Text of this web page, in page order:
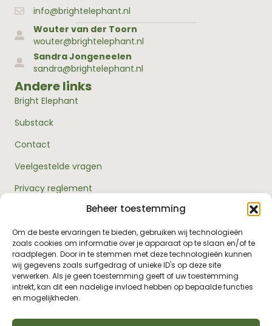
Beheer toestemming
Om de beste ervaringen te bieden, gebruiken wij technologieën
zoals cookies om informatie over je apparaat op te slaan en/of te
raadplegen. Door in te stemmen met deze technologieën kunnen
wij gegevens zoals surfgedrag of unieke ID's op deze site
verwerken. Als je geen toestemming geeft of uw toestemming
intrekt, kan dit een nadelige invloed hebben op bepaalde functies
en mogelijkheden.
info@brightelephant.nl
Wouter van der Toorn
wouter@brightelephant.nl
Sandra Jongeneelen
sandra@brightelephant.nl
Andere links
Bright Elephant
Substack
Contact
Veelgestelde vragen
Privacy reglement
Algemene voorwaarden
Over ons
RouwExpertise.nl is een initiatief van Bright Elephant en
hét kennisplatform over rouw en verlies. Wij bieden
betrouwbare informatie en praktische hulp voor
iedereen die met rouw te maken heeft - van jezelf tot je
omgeving, van professionals tot leidinggevenden.